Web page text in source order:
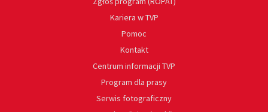
Kariera w TVP
Pomoc
Kontakt
Centrum informacji TVP
Program dla prasy
Serwis fotograficzny